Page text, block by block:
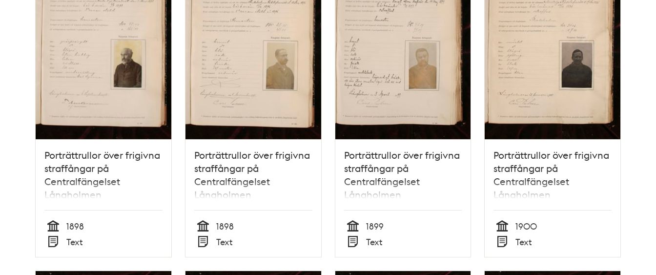
Porträttrullor över frigivna
straffångar på
Centralfängelset
Långholmen
Tid
1898
Typ
Text
Porträttrullor över frigivna
straffångar på
Centralfängelset
Långholmen
Tid
1898
Typ
Text
Porträttrullor över frigivna
straffångar på
Centralfängelset
Långholmen
Tid
1899
Typ
Text
Porträttrullor över frigivna
straffångar på
Centralfängelset
Långholmen
Tid
1900
Typ
Text